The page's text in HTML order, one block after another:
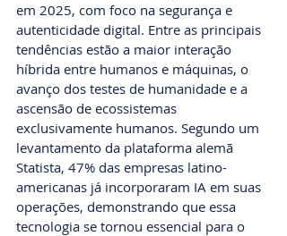
em 2025, com foco na segurança e
autenticidade digital. Entre as principais
tendências estão a maior interação
híbrida entre humanos e máquinas, o
avanço dos testes de humanidade e a
ascensão de ecossistemas
exclusivamente humanos. Segundo um
levantamento da plataforma alemã
Statista, 47% das empresas latino-
americanas já incorporaram IA em suas
operações, demonstrando que essa
tecnologia se tornou essencial para o